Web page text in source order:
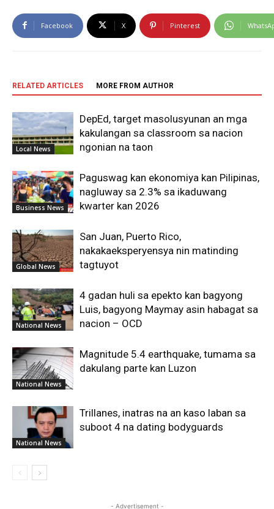
Facebook X Pinterest
RELATED ARTICLES MORE FROM AUTHOR
Local News
DepEd, target masolusyunan an mga
kakulangan sa classroom sa nacion
ngonian na taon
Business News
Paguswag kan ekonomiya kan Pilipinas,
nagluway sa 2.3% sa ikaduwang
kwarter kan 2026
Global News
San Juan, Puerto Rico,
nakakaeksperyensya nin matinding
tagtuyot
National News
4 gadan huli sa epekto kan bagyong
Luis, bagyong Maymay asin habagat sa
nacion – OCD
National News
Magnitude 5.4 earthquake, tumama sa
dakulang parte kan Luzon
National News
Trillanes, inatras na an kaso laban sa
suboot 4 na dating bodyguards
- Advertisement -